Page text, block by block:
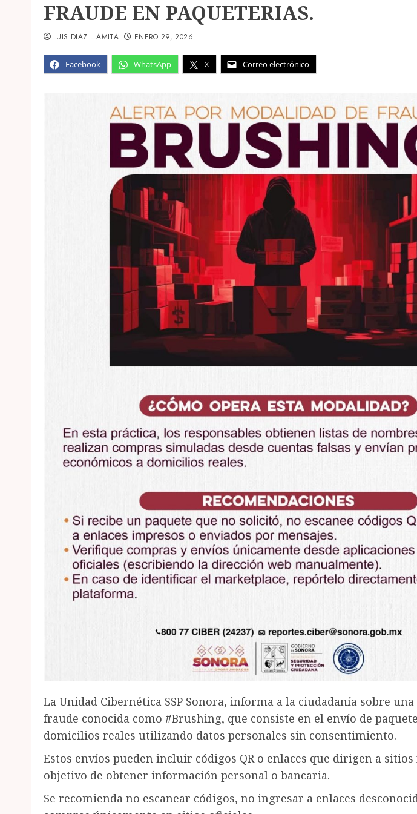
FRAUDE EN PAQUETERIAS.
Facebook WhatsApp X Correo electrónico
LUIS DIAZ LLAMITA ENERO 29, 2026
La Unidad Cibernética SSP Sonora, informa a la ciudadanía sobre
fraude conocida como #Brushing, que consiste en el envío de
domicilios reales utilizando datos personales sin consentimiento.
Estos envíos pueden incluir códigos QR o enlaces que dirigen a sitios
objetivo de obtener información personal o bancaria.
Se recomienda no escanear códigos, no ingresar a enlaces